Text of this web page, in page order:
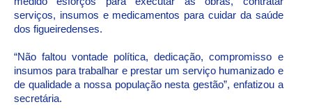
serviços, insumos e medicamentos para cuidar da saúde
dos figueiredenses.
“Não faltou vontade política, dedicação, compromisso e
insumos para trabalhar e prestar um serviço humanizado e
de qualidade a nossa população nesta gestão”, enfatizou a
secretária.